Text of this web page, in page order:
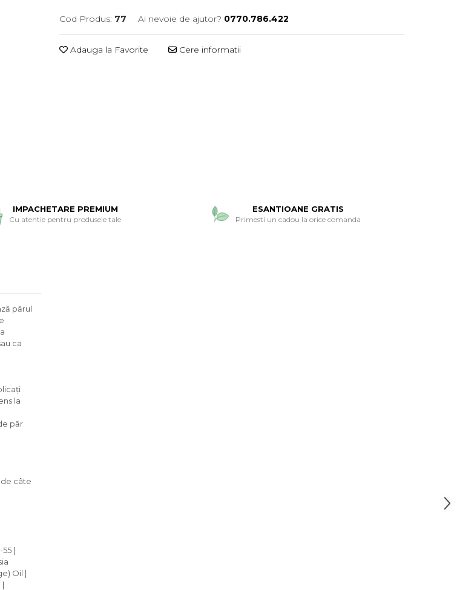
Cod Produs: 77 Ai nevoie de ajutor? 0770.786.422
Adauga la Favorite Cere informatii
IMPACHETARE PREMIUM
Cu atentie pentru produsele tale
ESANTIOANE GRATIS
Primesti un cadou la orice comanda
părul
ca
la
păr
câte
|
Oil |